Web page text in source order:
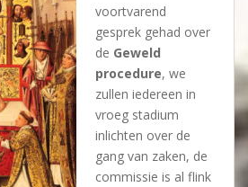
voortvarend
gesprek gehad over
de Geweld
procedure, we
zullen iedereen in
vroeg stadium
inlichten over de
gang van zaken, de
commissie is al flink